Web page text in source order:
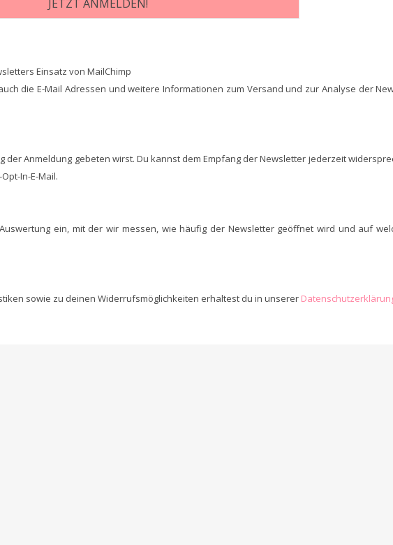
Einsatz von MailChimp
die E-Mail Adressen und weitere Informationen zum Versand und zur Analyse der
der Anmeldung gebeten wirst. Du kannst dem Empfang der Newsletter jederzeit
In-E-Mail.
ein, mit der wir messen, wie häufig der Newsletter geöffnet wird und auf
sowie zu deinen Widerrufsmöglichkeiten erhaltest du in unserer